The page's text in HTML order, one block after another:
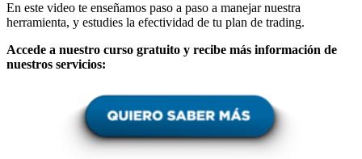
En este video te enseñamos paso a paso a manejar nuestra
herramienta, y estudies la efectividad de tu plan de trading.
Accede a nuestro curso gratuito y recibe más información de
nuestros servicios: